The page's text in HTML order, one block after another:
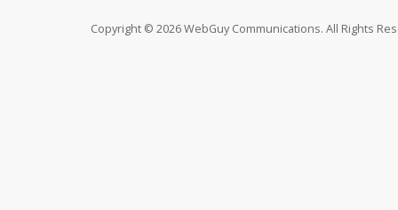
Copyright © 2026 WebGuy Communications. All Rights